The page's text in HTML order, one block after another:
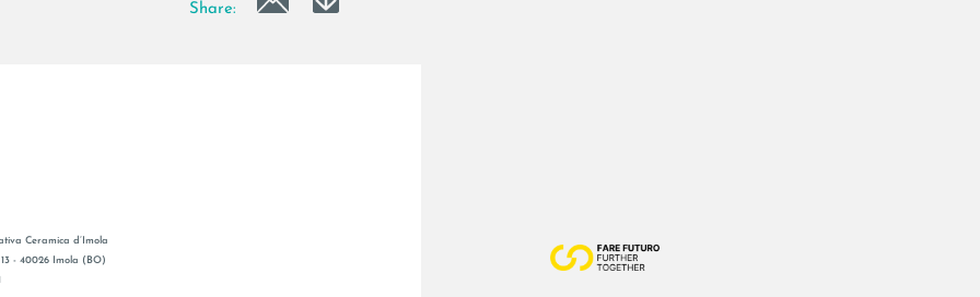
Share:
Ceramica d’Imola
- 40026 Imola (BO)